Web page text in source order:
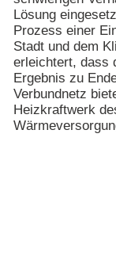
Lösung
Prozess einer
Stadt und dem
erleichtert, dass
Ergebnis zu
Verbundnetz
Heizkraftwerk